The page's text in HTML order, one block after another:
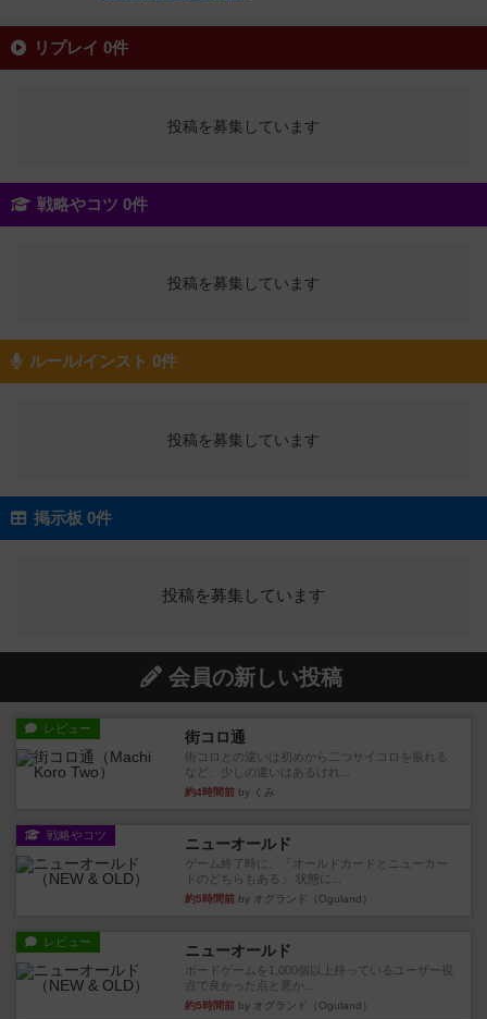
リプレイ 0件
投稿を募集しています
戦略やコツ 0件
投稿を募集しています
ルール/インスト 0件
投稿を募集しています
掲示板 0件
投稿を募集しています
会員の新しい投稿
レビュー 街コロ通
街コロとの違いは初めから二つサイコロを振れる
など、少しの違いはあるけれ...
約4時間前 by くみ
戦略やコツ ニューオールド
ゲーム終了時に、「オールドカードとニューカー
ドのどちらもある」 状態に...
約5時間前 by オグランド（Oguland）
レビュー ニューオールド
ボードゲームを1,000個以上持っているユーザー視
点で良かった点と悪か...
約5時間前 by オグランド（Oguland）